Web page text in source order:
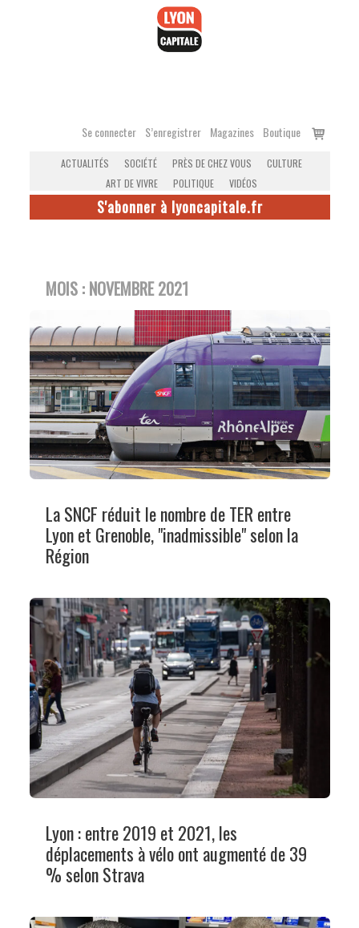
Se connecter S’enregistrer Magazines Boutique
Voir
ACTUALITÉS SOCIÉTÉ PRÈS DE CHEZ VOUS
CULTURE
ART DE VIVRE
POLITIQUE VIDÉOS
S'abonner à lyoncapitale.fr
MOIS : NOVEMBRE 2021
La SNCF réduit le nombre de TER entre
Lyon et Grenoble, "inadmissible" selon la
Région
Lyon : entre 2019 et 2021, les
déplacements à vélo ont augmenté de 39
% selon Strava